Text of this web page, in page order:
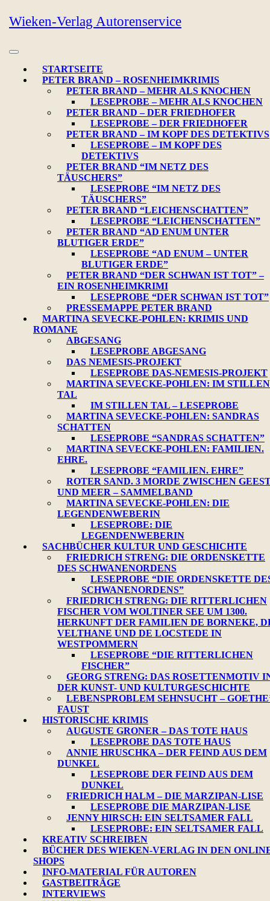
Skip
to
Wieken-Verlag Autorenservice
Open
STARTSEITE
PETER BRAND – ROSENHEIMKRIMIS
PETER BRAND – MEHR ALS KNOCHEN
LESEPROBE – MEHR ALS KNOCHEN
PETER BRAND – DER FRIEDHOFER
LESEPROBE – DER FRIEDHOFER
PETER BRAND – IM KOPF DES DETEKTIVS
LESEPROBE – IM KOPF DES
DETEKTIVS
PETER BRAND “IM NETZ DES
TÄUSCHERS”
LESEPROBE “IM NETZ DES
TÄUSCHERS”
PETER BRAND “LEICHENSCHATTEN”
LESEPROBE “LEICHENSCHATTEN”
PETER BRAND “AD ENUM UNTER
BLUTIGER ERDE”
LESEPROBE “AD ENUM – UNTER
BLUTIGER ERDE”
PETER BRAND “DER SCHWAN IST TOT” –
EIN ROSENHEIMKRIMI
LESEPROBE “DER SCHWAN IST TOT”
PRESSEMAPPE PETER BRAND
MARTINA SEVECKE-POHLEN: KRIMIS UND
ROMANE
ABGESANG
LESEPROBE ABGESANG
DAS NEMESIS-PROJEKT
LESEPROBE DAS-NEMESIS-PROJEKT
MARTINA SEVECKE-POHLEN: IM STILLEN
TAL
IM STILLEN TAL – LESEPROBE
MARTINA SEVECKE-POHLEN: SANDRAS
SCHATTEN
LESEPROBE “SANDRAS SCHATTEN”
MARTINA SEVECKE-POHLEN: FAMILIEN.
EHRE.
LESEPROBE “FAMILIEN. EHRE”
ROTER SAND. 3 MORDE ZWISCHEN
UND MEER – SAMMELBAND
MARTINA SEVECKE-POHLEN: DIE
LEGENDENWEBERIN
LESEPROBE: DIE
LEGENDENWEBERIN
SACHBÜCHER KULTUR UND GESCHICHTE
FRIEDRICH STRENG: DIE ORDENSKETTE
DES SCHWANENORDENS
LESEPROBE “DIE ORDENSKETTE
SCHWANENORDENS”
FRIEDRICH STRENG: DIE RITTERLICHEN
FISCHER VOM WOLTINER SEE UM 1300.
HERKUNFT DER FAMILIEN DE BORNEKE,
VELTHANE UND DE LOCSTEDE IN
WESTPOMMERN
LESEPROBE “DIE RITTERLICHEN
FISCHER”
GEORG STRENG: DAS ROSETTENMOTIV
DER KUNST- UND KULTURGESCHICHTE
LEBENSPROBLEM SEHNSUCHT –
FAUST
HISTORISCHE KRIMIS
AUGUSTE GRONER – DAS TOTE HAUS
LESEPROBE DAS TOTE HAUS
ANNIE HRUSCHKA – DER FEIND AUS DEM
DUNKEL
LESEPROBE DER FEIND AUS DEM
DUNKEL
FRIEDRICH HALM – DIE MARZIPAN-LISE
LESEPROBE DIE MARZIPAN-LISE
JENNY HIRSCH: EIN SELTSAMER FALL
LESEPROBE: EIN SELTSAMER FALL
KREATIV SCHREIBEN
BÜCHER DES WIEKEN-VERLAG IN DEN
SHOPS
INFO-MATERIAL FÜR AUTOREN
GASTBEITRÄGE
INTERVIEWS